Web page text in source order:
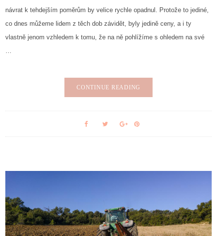
návrat k tehdejším poměrům by velice rychle opadnul. Protože to jediné,
co dnes můžeme lidem z těch dob závidět, byly jedině ceny, a i ty
vlastně jenom vzhledem k tomu, že na ně pohlížíme s ohledem na své
…
CONTINUE READING